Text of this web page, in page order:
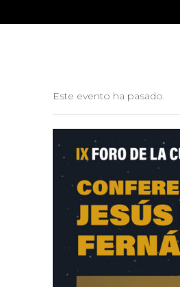
Este evento ha pasado.